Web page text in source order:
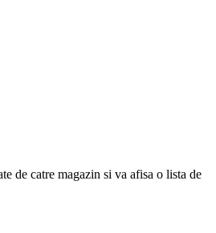
de catre magazin si va afisa o lista de